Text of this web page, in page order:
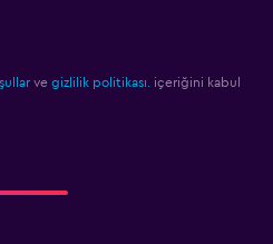
ve gizlilik politikası.
içeriğini kabul